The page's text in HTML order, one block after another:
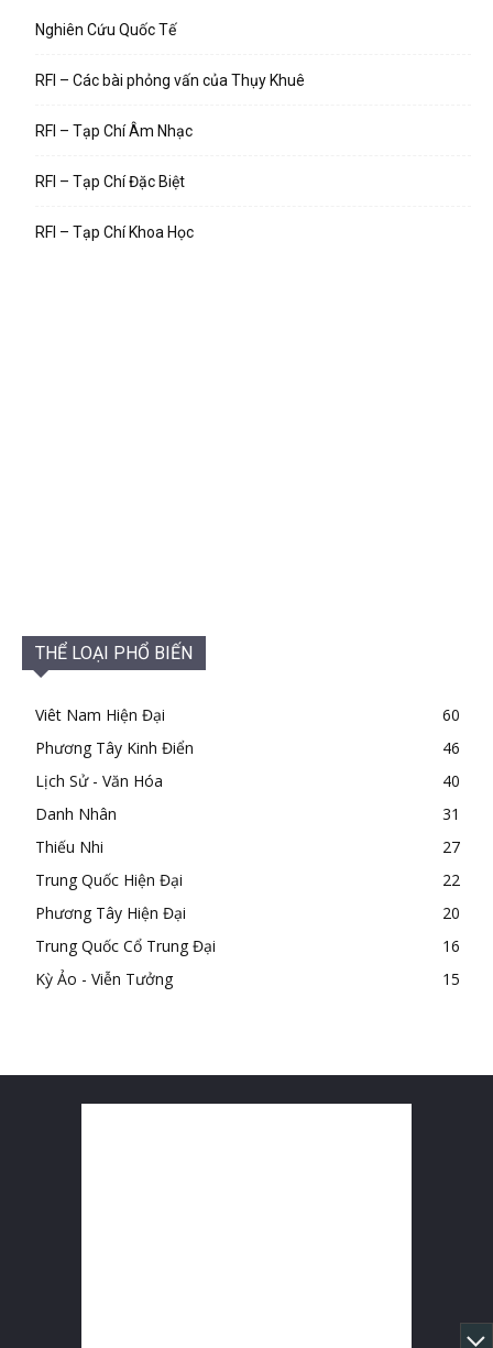
Nghiên Cứu Quốc Tế
RFI – Các bài phỏng vấn của Thụy Khuê
RFI – Tạp Chí Âm Nhạc
RFI – Tạp Chí Đặc Biệt
RFI – Tạp Chí Khoa Học
THỂ LOẠI PHỔ BIẾN
Viêt Nam Hiện Đại
60
Phương Tây Kinh Điển
46
Lịch Sử - Văn Hóa
40
Danh Nhân
31
Thiếu Nhi
27
Trung Quốc Hiện Đại
22
Phương Tây Hiện Đại
20
Trung Quốc Cổ Trung Đại
16
Kỳ Ảo - Viễn Tưởng
15